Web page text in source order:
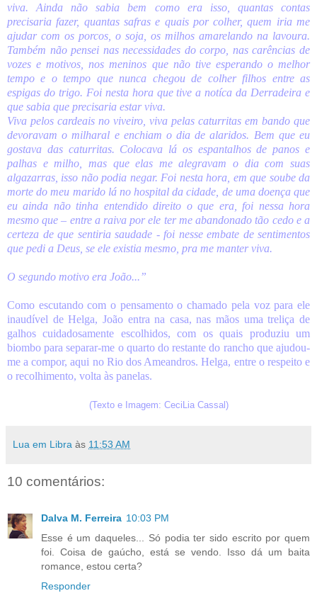
viva. Ainda não sabia bem como era isso, quantas contas
precisaria fazer, quantas safras e quais por colher, quem iria me
ajudar com os porcos, o soja, os milhos amarelando na lavoura.
Também não pensei nas necessidades do corpo, nas carências de
vozes e motivos, nos meninos que não tive esperando o melhor
tempo e o tempo que nunca chegou de colher filhos entre as
espigas do trigo. Foi nesta hora que tive a notíca da Derradeira e
que sabia que precisaria estar viva.
Viva pelos cardeais no viveiro, viva pelas caturritas em bando que
devoravam o milharal e enchiam o dia de alaridos. Bem que eu
gostava das caturritas. Colocava lá os espantalhos de panos e
palhas e milho, mas que elas me alegravam o dia com suas
algazarras, isso não podia negar. Foi nesta hora, em que soube da
morte do meu marido lá no hospital da cidade, de uma doença que
eu ainda não tinha entendido direito o que era, foi nessa hora
mesmo que – entre a raiva por ele ter me abandonado tão cedo e a
certeza de que sentiria saudade - foi nesse embate de sentimentos
que pedi a Deus, se ele existia mesmo, pra me manter viva.
O segundo motivo era João...”
Como escutando com o pensamento o chamado pela voz para ele
inaudível de Helga, João entra na casa, nas mãos uma treliça de
galhos cuidadosamente escolhidos, com os quais produziu um
biombo para separar-me o quarto do restante do rancho que ajudou-
me a compor, aqui no Rio dos Ameandros. Helga, entre o respeito e
o recolhimento, volta às panelas.
(Texto e Imagem: CeciLia Cassal)
Lua em Libra às 11:53 AM
10 comentários:
Dalva M. Ferreira 10:03 PM
Esse é um daqueles... Só podia ter sido escrito por quem
foi. Coisa de gaúcho, está se vendo. Isso dá um baita
romance, estou certa?
Responder